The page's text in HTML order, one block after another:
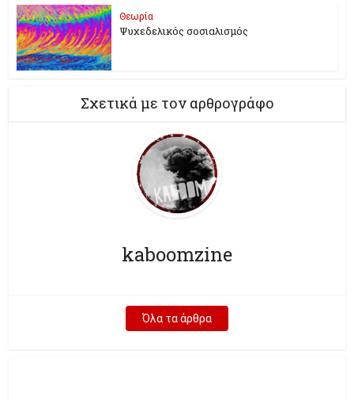
Θεωρία
Ψυχεδελικός σοσιαλισμός
Σχετικά με τον αρθρογράφο
kaboomzine
Όλα τα άρθρα